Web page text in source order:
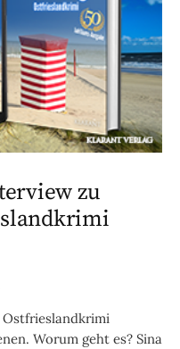
zu
Worum geht es? Sina